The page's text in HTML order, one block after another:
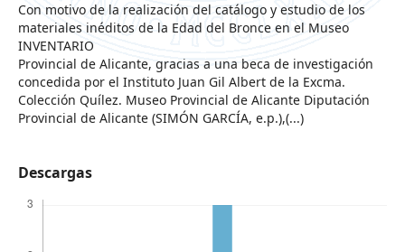
Con motivo de la realización del catálogo y estudio de los
materiales inéditos de la Edad del Bronce en el Museo
INVENTARIO
Provincial de Alicante, gracias a una beca de investigación
concedida por el Instituto Juan Gil Albert de la Excma.
Colección Quílez. Museo Provincial de Alicante Diputación
Provincial de Alicante (SIMÓN GARCÍA, e.p.),(...)
Descargas